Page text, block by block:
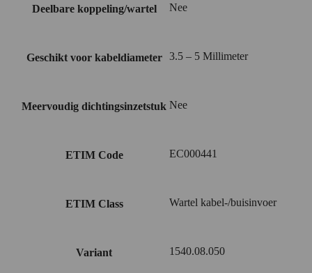
Deelbare koppeling/wartel Nee
Geschikt voor kabeldiameter 3.5 – 5 Millimeter
Meervoudig dichtingsinzetstuk Nee
ETIM Code EC000441
ETIM Class Wartel kabel-/buisinvoer
Variant 1540.08.050